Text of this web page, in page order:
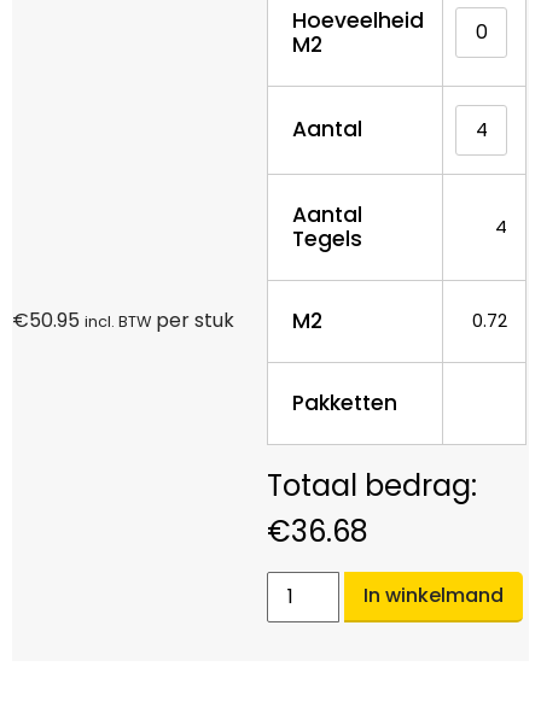
€50.95 incl. BTW per stuk
Hoeveelheid
M2
Aantal
Aantal
Tegels
4
M2 0.72
Pakketten
€36.68
In winkelmand